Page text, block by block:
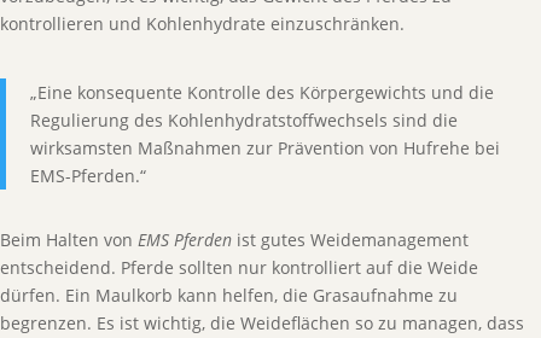
kontrollieren und Kohlenhydrate einzuschränken.
„Eine konsequente Kontrolle des Körpergewichts und die
Regulierung des Kohlenhydratstoffwechsels sind die
wirksamsten Maßnahmen zur Prävention von Hufrehe bei
EMS-Pferden.“
Beim Halten von EMS Pferden ist gutes Weidemanagement
entscheidend. Pferde sollten nur kontrolliert auf die Weide
dürfen. Ein Maulkorb kann helfen, die Grasaufnahme zu
begrenzen. Es ist wichtig, die Weideflächen so zu managen, dass